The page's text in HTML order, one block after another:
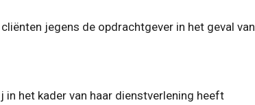
jegens de opdrachtgever in het geval van
het kader van haar dienstverlening heeft